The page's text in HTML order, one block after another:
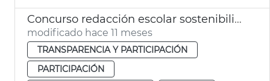
Concurso redacción escolar sostenibilidad Junta Municipal Patraix
modificado hace 11 meses
TRANSPARENCIA Y PARTICIPACIÓN
PARTICIPACIÓN